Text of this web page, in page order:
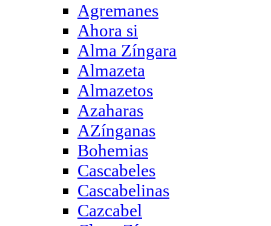
Agremanes
Ahora si
Alma Zíngara
Almazeta
Almazetos
Azaharas
AZínganas
Bohemias
Cascabeles
Cascabelinas
Cazcabel